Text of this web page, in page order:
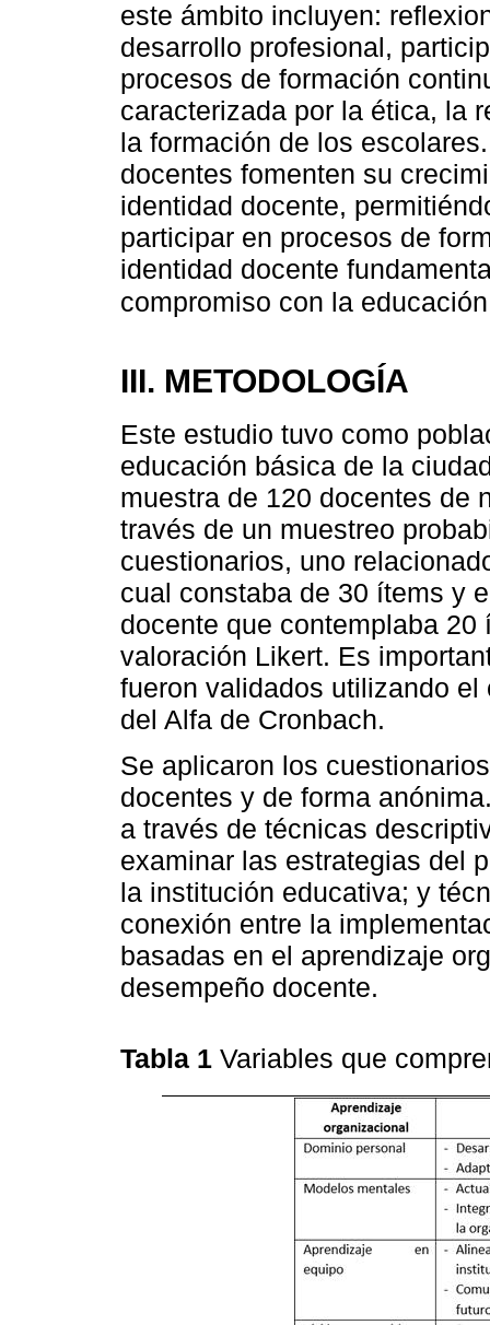
este ámbito incluyen:
desarrollo profesional,
procesos de formación
caracterizada por la ética, la
la formación de los
docentes fomenten su
identidad docente,
participar en procesos de
identidad docente
compromiso con la
III. METODOLOGÍA
Este estudio tuvo como
educación básica de la
muestra de 120 docentes de
través de un muestreo
cuestionarios, uno
cual constaba de 30 ítems y
docente que contemplaba
valoración Likert. Es
fueron validados utilizando
del Alfa de Cronbach.
Se aplicaron los
docentes y de forma
a través de técnicas
examinar las estrategias del
la institución educativa; y
conexión entre la
basadas en el aprendizaje
desempeño docente.
Tabla 1 Variables que